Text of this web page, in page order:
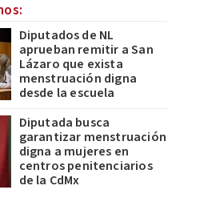
Diputados de NL
aprueban remitir a San
Lázaro que exista
menstruación digna
desde la escuela
Diputada busca
garantizar menstruación
digna a mujeres en
centros penitenciarios
de la CdMx